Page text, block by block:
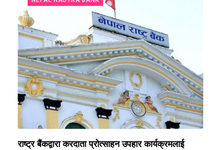
राष्ट्र बैंकद्वारा करदाता प्रोत्साहन उपहार कार्यक्रमलाई